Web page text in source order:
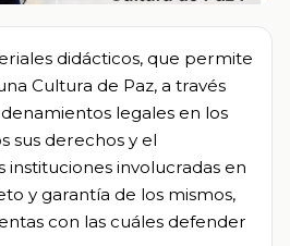
didácticos, que permite
Cultura de Paz, a través
legales en los
sus derechos y el
instituciones involucradas en
y garantía de los mismos,
con las cuáles defender